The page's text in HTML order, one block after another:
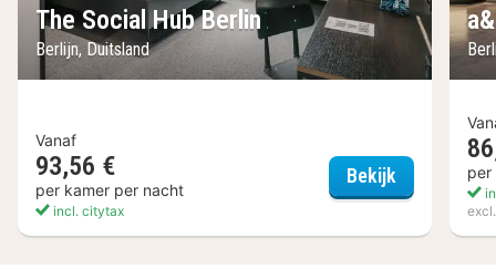
The Social Hub Berlin
Berlijn, Duitsland
Vanaf
93,56 €
per kamer per nacht
incl. citytax
Bekijk The Social
per